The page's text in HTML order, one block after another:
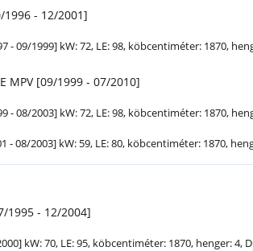
1996 - 12/2001]
- 09/1999] kW: 72, LE: 98, köbcentiméter: 1870,
MPV [09/1999 - 07/2010]
- 08/2003] kW: 72, LE: 98, köbcentiméter: 1870,
- 08/2003] kW: 59, LE: 80, köbcentiméter: 1870,
1995 - 12/2004]
kW: 70, LE: 95, köbcentiméter: 1870, henger: 4,